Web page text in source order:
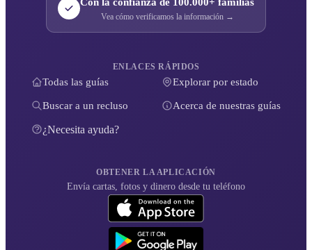
Vea cómo verificamos la información →
ENLACES RÁPIDOS
Todas las guías Explorar por estado
Buscar a un recluso Acerca de nuestras guías
¿Necesita ayuda?
OBTENER LA APLICACIÓN
Envía cartas, fotos y dinero desde tu teléfono